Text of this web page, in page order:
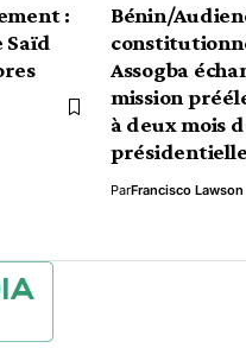
:
Saïd
Bénin/
Assogba
mission
à deux mois
présidentielle
ParFrancisco Lawson